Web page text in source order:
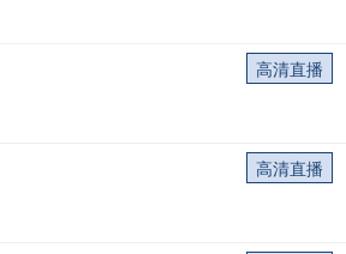
高清直播
高清直播